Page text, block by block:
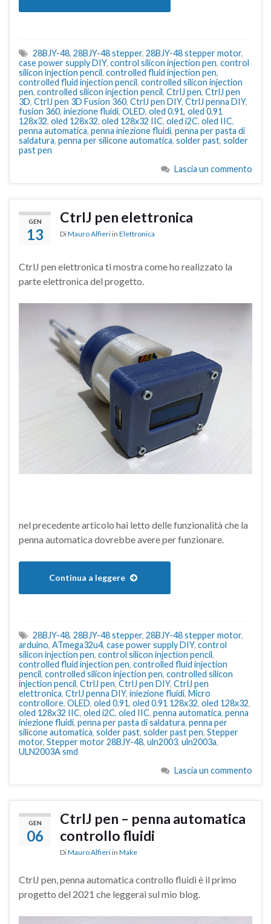
28BJY-48, 28BJY-48 stepper, 28BJY-48 stepper motor,
case power supply DIY, control silicon injection pen, control
silicon injection pencil, controlled fluid injection pen,
controlled fluid injection pencil, controlled silicon injection
pen, controlled silicon injection pencil, CtrlJ pen, CtrlJ pen
3D, CtrlJ pen 3D Fusion 360, CtrlJ pen DIY, CtrlJ penna DIY,
fusion 360, iniezione fluidi, OLED, oled 0.91, oled 0.91
128x32, oled 128x32, oled 128x32 IIC, oled i2C, oled IIC,
penna automatica, penna iniezione fluidi, penna per pasta di
saldatura, penna per silicone automatica, solder past, solder
past pen
Lascia un commento
GEN
13
CtrlJ pen elettronica
DiMauro Alfieri in Elettronica
CtrlJ pen elettronica ti mostra come ho realizzato la
parte elettronica del progetto.
nel precedente articolo hai letto delle funzionalità che la
penna automatica dovrebbe avere per funzionare.
Continua a leggere
28BJY-48, 28BJY-48 stepper, 28BJY-48 stepper motor,
arduino, ATmega32u4, case power supply DIY, control
silicon injection pen, control silicon injection pencil,
controlled fluid injection pen, controlled fluid injection
pencil, controlled silicon injection pen, controlled silicon
injection pencil, CtrlJ pen, CtrlJ pen DIY, CtrlJ pen
elettronica, CtrlJ penna DIY, iniezione fluidi, Micro
controllore, OLED, oled 0.91, oled 0.91 128x32, oled 128x32,
oled 128x32 IIC, oled i2C, oled IIC, penna automatica, penna
iniezione fluidi, penna per pasta di saldatura, penna per
silicone automatica, solder past, solder past pen, Stepper
motor, Stepper motor 28BJY-48, uln2003, uln2003a,
ULN2003A smd
Lascia un commento
GEN
06
CtrlJ pen – penna automatica
controllo fluidi
DiMauro Alfieri in Make
CtrlJ pen, penna automatica controllo fluidi è il primo
progetto del 2021 che leggerai sul mio blog.